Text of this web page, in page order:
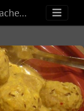
Agneau du Cachemire